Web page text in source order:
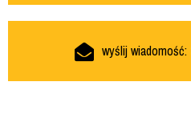
wyślij wiadomość: